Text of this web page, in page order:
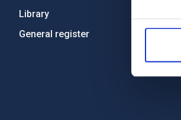
Library
General register